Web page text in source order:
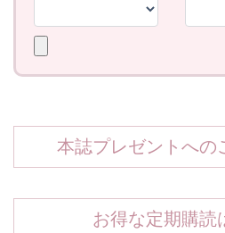
本誌プレゼントへの
お得な定期購読